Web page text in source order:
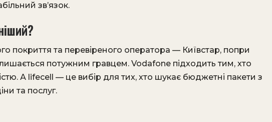
зв’язок.
покриття та перевіреного оператора — Київстар, попри
потужним гравцем. Vodafone підходить тим, хто
А lifecell — це вибір для тих, хто шукає бюджетні пакети з
та послуг.